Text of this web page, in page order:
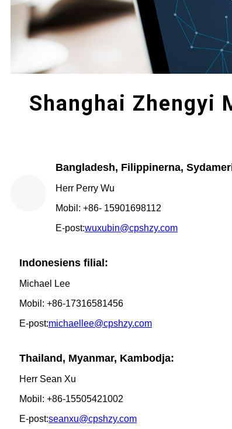
Shanghai Zhengyi
Bangladesh, Filippinerna,
Herr Perry Wu
Mobil: +86- 15901698112
E-post:wuxubin@cpshzy.com
Indonesiens filial:
Michael Lee
Mobil: +86-17316581456
E-post:michaellee@cpshzy.com
Thailand, Myanmar, Kambodja:
Herr Sean Xu
Mobil: +86-15505421002
E-post:seanxu@cpshzy.com